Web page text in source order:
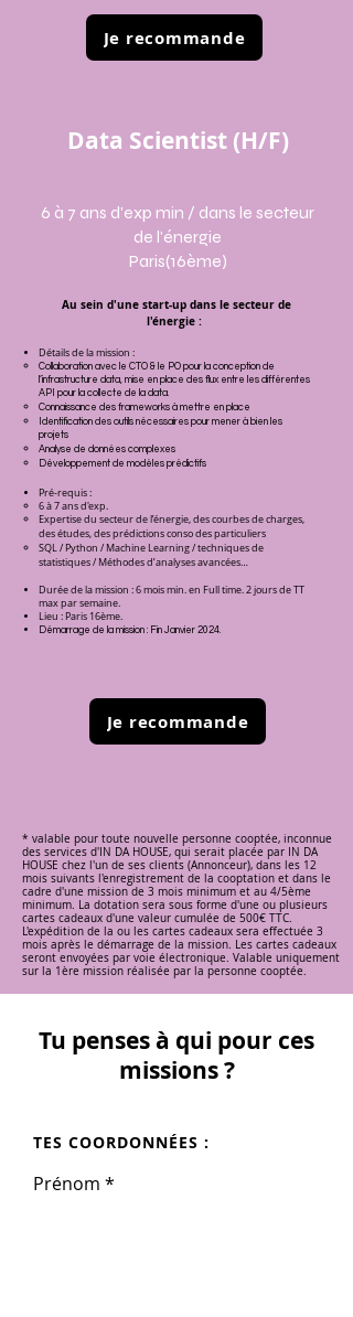
Je recommande
Data Scientist (H/F)
6 à 7 ans d'exp min / dans le secteur
de l'énergie
Paris(16ème)
Au sein d'une start-up dans le secteur de
l'énergie :
Détails de la mission :
Collaboration avec le CTO & le PO pour la conception de
l’infrastructure data, mise en place des flux entre les différentes
API pour la collecte de la data.
Connaissance des frameworks à mettre en place
Identification des outils nécessaires pour mener à bien les
projets
Analyse de données complexes
Développement de modèles prédictifs
Pré-requis :
6 à 7 ansd'exp.
Expertise du secteur de l’énergie, des courbes de charges,
des études, des prédictions conso des particuliers
SQL / Python / Machine Learning / techniques de
statistiques / Méthodes d’analyses avancées…
Durée de la mission : 6 mois min. en Full time. 2 jours de TT
max par semaine.
Lieu : Paris 16ème.
Démarrage de la mission : Fin Janvier 2024.
Je recommande
* valable pour toute nouvelle personne cooptée, inconnue
des services d'IN DA HOUSE, qui serait placée par IN DA
HOUSE chez l'un de ses clients (Annonceur), dans les 12
mois suivants l'enregistrement de la cooptation et dans le
cadre d'une mission de 3 mois minimum et au 4/5ème
minimum. La dotation sera sous forme d'une ou plusieurs
cartes cadeaux d'une valeur cumulée de 500€ TTC.
L'expédition de la ou les cartes cadeaux sera effectuée 3
mois après le démarrage de la mission. Les cartes cadeaux
seront envoyées par voie électronique. Valable uniquement
sur la 1ère mission réalisée par la personne cooptée.
Tu penses à qui pour ces
missions ?
TES COORDONNÉES :
Prénom